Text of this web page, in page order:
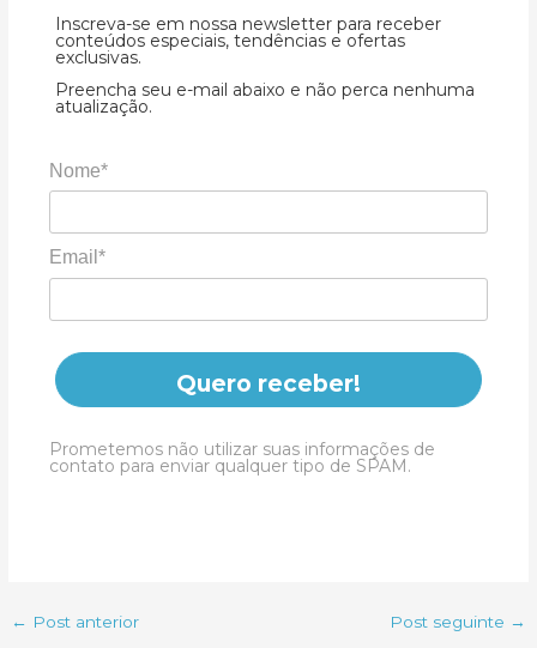
Inscreva-se em nossa newsletter para receber
conteúdos especiais, tendências e ofertas
exclusivas.
Preencha seu e-mail abaixo e não perca nenhuma
atualização.
Nome*
Email*
Quero receber!
Prometemos não utilizar suas informações de
contato para enviar qualquer tipo de SPAM.
← Post anterior Post seguinte →